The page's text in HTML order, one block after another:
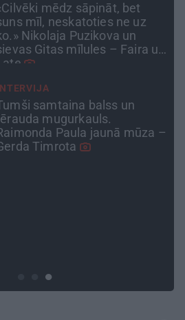
un atrastie radi. Kā
līdumnieki» mainīja
aktieru dzīves
par atkailināšanos ir
sevi. Aktrise Katrīna
par depresiju, mobingu
ceļu līdz lielajām lomām